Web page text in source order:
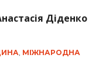
Діденко
, МІЖНАРОДНА